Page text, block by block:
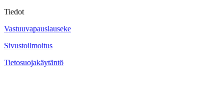
Tiedot
Vastuuvapauslauseke
Sivustoilmoitus
Tietosuojakäytäntö